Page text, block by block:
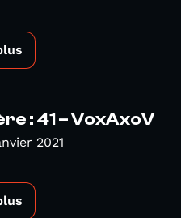
: 41 – VoxAxoV
2021